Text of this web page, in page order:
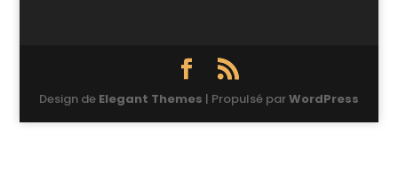
Design de Elegant Themes | Propulsé parWordPress